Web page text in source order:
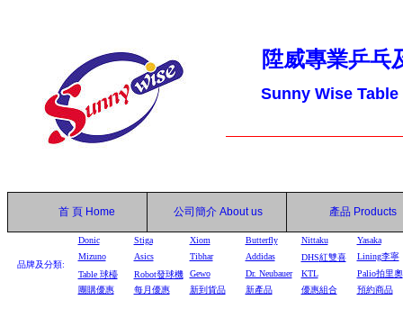
陞威專業乒乓
Sunny Wise
首 頁 Home 公司簡介 About us 產品 Products
品牌及分類:
Donic Stiga Xiom Butterfly Nittaku
Yasaka
Mizuno
Asics Tibhar Addidas DHS紅雙喜
Lining李寧
Table 球檯 Robot發球機 Gewo Dr. Neubauer KTL
Palio拍里奧
團購優惠
每月優惠 新到貨品 新產品 優惠組合 預約商品